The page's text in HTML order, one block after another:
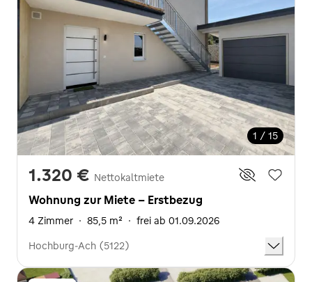
1 / 15
1.320 € Nettokaltmiete
Wohnung zur Miete - Erstbezug
4 Zimmer · 85,5 m² · frei ab 01.09.2026
Hochburg-Ach (5122)